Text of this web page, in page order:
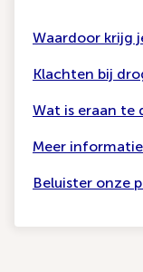
Waardoor krijg
Klachten bij
Wat is eraan te
Meer informatie
Beluister onze